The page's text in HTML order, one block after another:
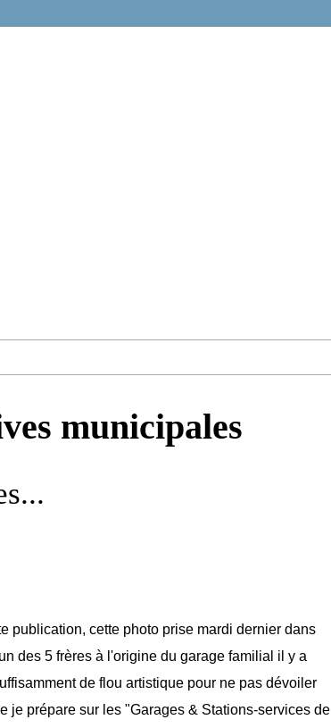
municipales
publication, cette photo prise mardi dernier dans
des 5 frères à l'origine du garage familial il y a
de flou artistique pour ne pas dévoiler
je prépare sur les "Garages & Stations-services de